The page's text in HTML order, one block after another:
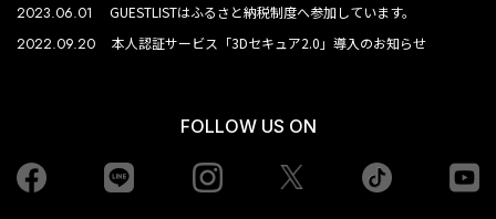
2023.06.01 GUESTLISTはふるさと納税制度へ参加しています。
2022.09.20 本人認証サービス「3Dセキュア2.0」導入のお知らせ
FOLLOW US ON
Facebook Instagram tiktok